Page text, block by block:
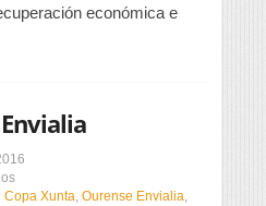
económica e
en
A
Copa Xunta, Ourense Envialia,